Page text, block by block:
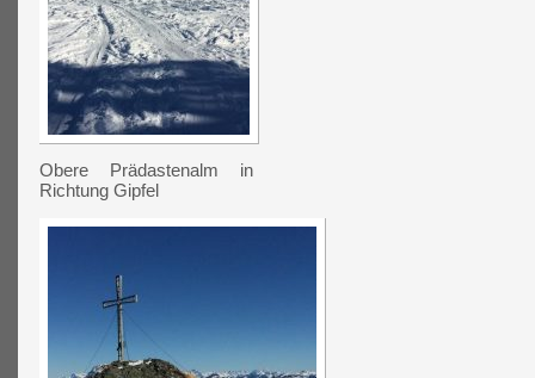
Obere Prädastenalm in
Richtung Gipfel